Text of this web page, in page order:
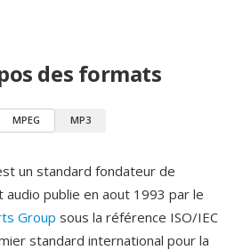
des formats
MPEG MP3
un standard fondateur de
publie en aout 1993 par le
Group sous la référence ISO/IEC
standard international pour la